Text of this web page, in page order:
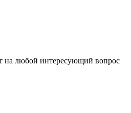
на любой интересующий вопрос